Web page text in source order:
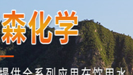
剂
一种通过特定工艺制成的水性硬脂酸